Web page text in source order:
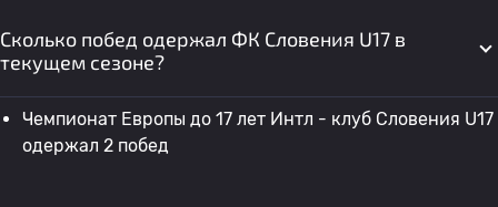
Сколько побед одержал ФК Словения U17 в
текущем сезоне?
Чемпионат Европы до 17 лет Интл - клуб Словения U17
одержал 2 побед